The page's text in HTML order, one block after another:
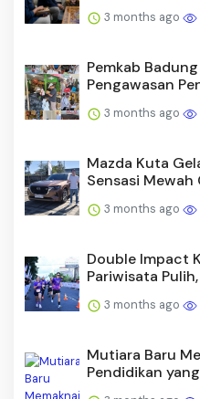
3 months ago
Pemkab
Pengawasan
3 months ago
Mazda Kuta
Sensasi Mewah
3 months ago
Double Impact
Pariwisata
3 months ago
Mutiara Baru
Pendidikan